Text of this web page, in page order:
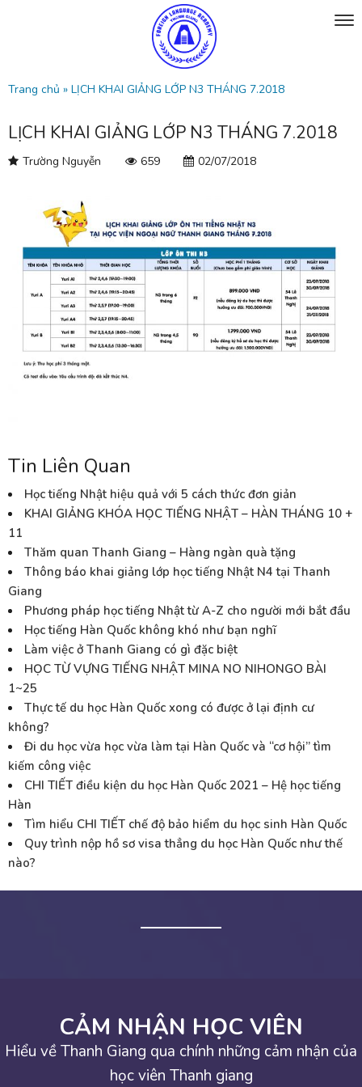
Trang chủ » LỊCH KHAI GIẢNG LỚP N3 THÁNG 7.2018
LỊCH KHAI GIẢNG LỚP N3 THÁNG 7.2018
Trường Nguyễn 659 02/07/2018
Tin Liên Quan
Học tiếng Nhật hiệu quả với 5 cách thức đơn giản
KHAI GIẢNG KHÓA HỌC TIẾNG NHẬT – HÀN THÁNG 10 +
11
Thăm quan Thanh Giang – Hàng ngàn quà tặng
Thông báo khai giảng lớp học tiếng Nhật N4 tại Thanh
Giang
Phương pháp học tiếng Nhật từ A-Z cho người mới bắt đầu
Học tiếng Hàn Quốc không khó như bạn nghĩ
Làm việc ở Thanh Giang có gì đặc biệt
HỌC TỪ VỰNG TIẾNG NHẬT MINA NO NIHONGO BÀI
1~25
Thực tế du học Hàn Quốc xong có được ở lại định cư
không?
Đi du học vừa học vừa làm tại Hàn Quốc và “cơ hội” tìm
kiếm công việc
CHI TIẾT điều kiện du học Hàn Quốc 2021 – Hệ học tiếng
Hàn
Tìm hiểu CHI TIẾT chế độ bảo hiểm du học sinh Hàn Quốc
Quy trình nộp hồ sơ visa thẳng du học Hàn Quốc như thế
nào?
CẢM NHẬN HỌC VIÊN
Hiểu về Thanh Giang qua chính những cảm nhận của
học viên Thanh giang